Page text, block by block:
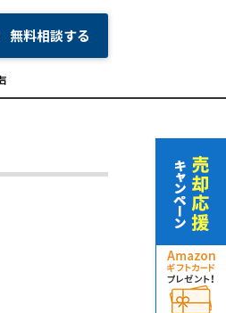
無料相談する